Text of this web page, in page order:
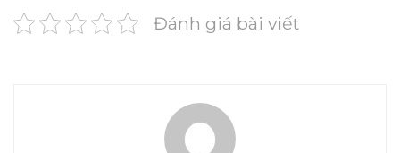
Đánh giá bài viết